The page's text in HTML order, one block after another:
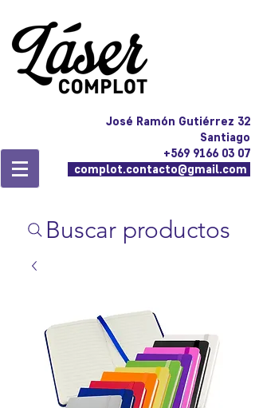
José Ramón Gutiérrez 32
Santiago
+569 9166 03 07
complot.contacto@gmail.com
Buscar productos